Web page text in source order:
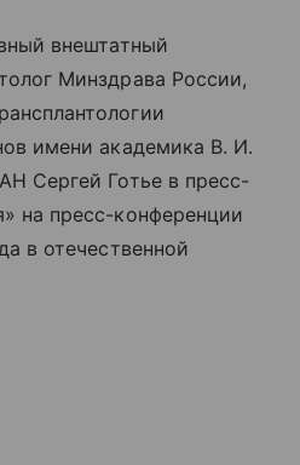
внештатный
Минздрава России,
имени академика В. И.
Сергей Готье в пресс-
на пресс-конференции
в отечественной